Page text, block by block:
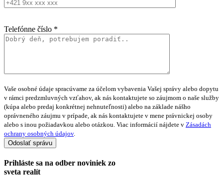
Telefónne číslo *
Vaše osobné údaje spracúvame za účelom vybavenia Vašej správy alebo dopytu
v rámci predzmluvných vzťahov, ak nás kontaktujete so záujmom o naše služby
(kúpa alebo predaj konkrétnej nehnuteľnosti) alebo na základe nášho
oprávneného záujmu v prípade, ak nás kontaktujete v mene právnickej osoby
alebo s inou požiadavkou alebo otázkou. Viac informácií nájdete v Zásadách
ochrany osobných údajov.
Prihláste sa na odber noviniek zo
sveta realít